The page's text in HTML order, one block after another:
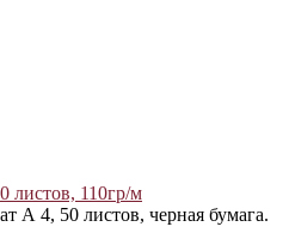
листов, 110гр/м
А 4, 50 листов, черная бумага.